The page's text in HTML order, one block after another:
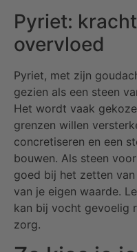
Pyriet:
overvloed
Pyriet, met zijn
gezien als een steen
Het wordt vaak
grenzen willen
concretiseren en een
bouwen. Als steen
goed bij het zetten
van je eigen waarde.
kan bij vocht gevoelig
zorg.